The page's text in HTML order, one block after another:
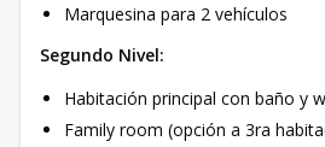
Marquesina para 2 vehículos
Segundo Nivel:
Habitación principal con baño y
Family room (opción a 3ra